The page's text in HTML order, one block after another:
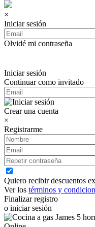
×
Iniciar sesión
Olvidé mi contraseña
Iniciar sesión
Continuar como invitado
Crear una cuenta
×
Registrarme
Quiero recibir descuentos
Ver los términos y
Finalizar registro
o iniciar sesión